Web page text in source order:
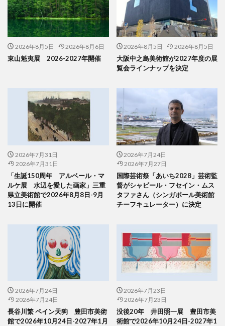
2026年8月5日 2026年8月6日
東山魁夷展 2026-2027年開催
2026年8月5日 2026年8月5日
大阪中之島美術館が2027年度の展
覧会ラインナップを決定
2026年7月31日
2026年7月31日
「生誕150周年 アルベール・マ
ルケ展 水辺を愛した画家」三重
県立美術館で2026年8月8日-9月
13日に開催
2026年7月24日
2026年7月27日
国際芸術祭「あいち2028」芸術監
督がシャビール・フセイン・ムス
タファさん（シンガポール美術館
チーフキュレーター）に決定
2026年7月24日
2026年7月24日
長谷川繁 ペイン天狗 豊田市美術
館で2026年10月24日-2027年1月
2026年7月23日
2026年7月23日
没後20年 井田照一展 豊田市美
術館で2026年10月24日-2027年1